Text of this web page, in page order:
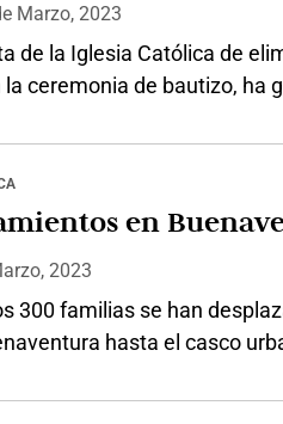
Marzo, 2023
de la Iglesia Católica de
la ceremonia de bautizo, ha
muy arraigada entre los
de ellos ven esta
hecho esperar las
en
2023
300 familias se han
hasta el casco
por el control territorial.